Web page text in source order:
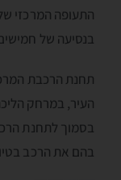
התעופה המרכזי
בנסיעה של
תחנת הרכבת
העיר, במרחק
בסמוך לתחנת
בהם את הרכב